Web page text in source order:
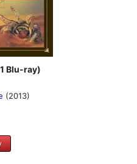
Blu-ray)
(2013)